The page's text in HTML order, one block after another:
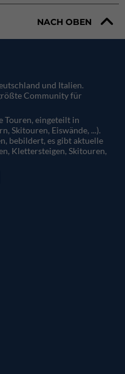
NACH OBEN
und Italien.
Community für
Touren, eingeteilt in
Skitouren, Eiswände, ...).
bebildert, es gibt aktuelle
Klettersteigen, Skitouren,